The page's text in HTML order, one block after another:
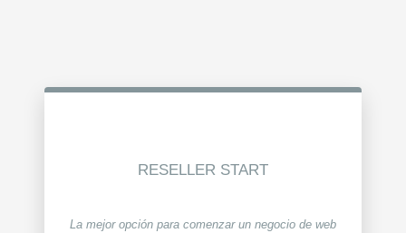
RESELLER START
La mejor opción para comenzar un negocio de web